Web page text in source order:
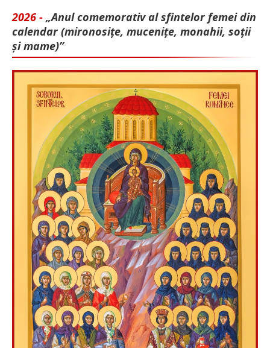
2026 - „Anul comemorativ al sfintelor femei din
calendar (mironosițe, mu­cenițe, monahii, soții
și mame)”